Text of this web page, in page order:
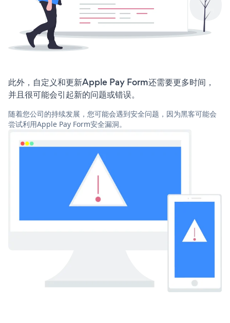
此外，自定义和更新Apple Pay Form还需要更多时间，
并且很可能会引起新的问题或错误。
随着您公司的持续发展，您可能会遇到安全问题，因为黑客可能会
尝试利用Apple Pay Form安全漏洞。